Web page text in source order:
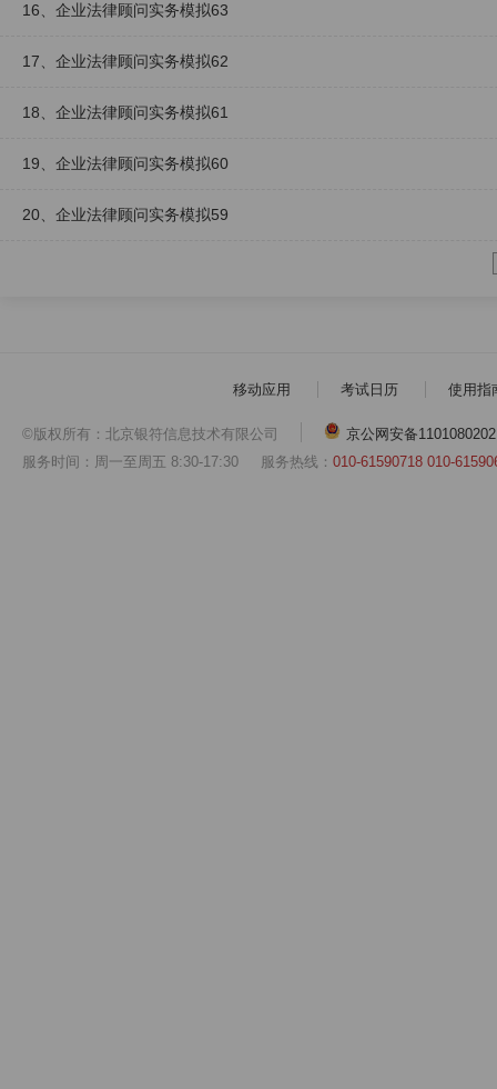
16、企业法律顾问实务模拟63
17、企业法律顾问实务模拟62
18、企业法律顾问实务模拟61
19、企业法律顾问实务模拟60
20、企业法律顾问实务模拟59
移动应用 考试日历 使用指
©版权所有：北京银符信息技术有限公司
京公网安备
服务时间：周一至周五 8:30-17:30 服务热线： 010-61590718 010-